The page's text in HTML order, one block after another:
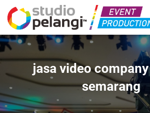
jasa video
semarang